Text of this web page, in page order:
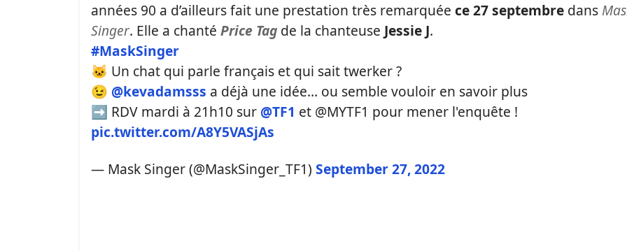
années 90 a d’ailleurs fait une prestation très remarquée ce 27 septembre dans
Singer. Elle a chanté Price Tag de la chanteuse Jessie J.
#MaskSinger
🐱 Un chat qui parle français et qui sait twerker ?
😉 @kevadamsss a déjà une idée… ou semble vouloir en savoir plus
➡️ RDV mardi à 21h10 sur @TF1 et @MYTF1 pour mener l'enquête !
pic.twitter.com/A8Y5VASjAs
— Mask Singer (@MaskSinger_TF1) September 27, 2022